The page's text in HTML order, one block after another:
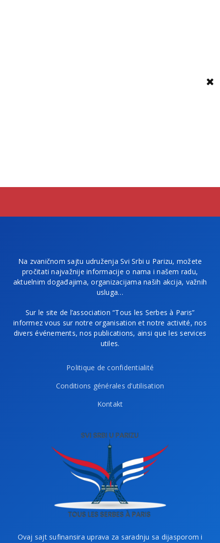
Na zvaničnom sajtu udruženja Svi Srbi u Parizu, možete
pročitati najvažnije informacije o nama i našem radu,
aktuelnim događajima, organizacijama naših akcija, važnih
usluga…
Sur le site de l’association “Tous les Serbes à Paris”
informez vous sur notre organisation et notre activité, nos
divers événements, nos publications, ainsi que les services
utiles.
Politique de confidentialité
Conditions générales d’utilisation
Kontakt
Ovaj sajt sufinansira uprava za saradnju sa dijasporom i